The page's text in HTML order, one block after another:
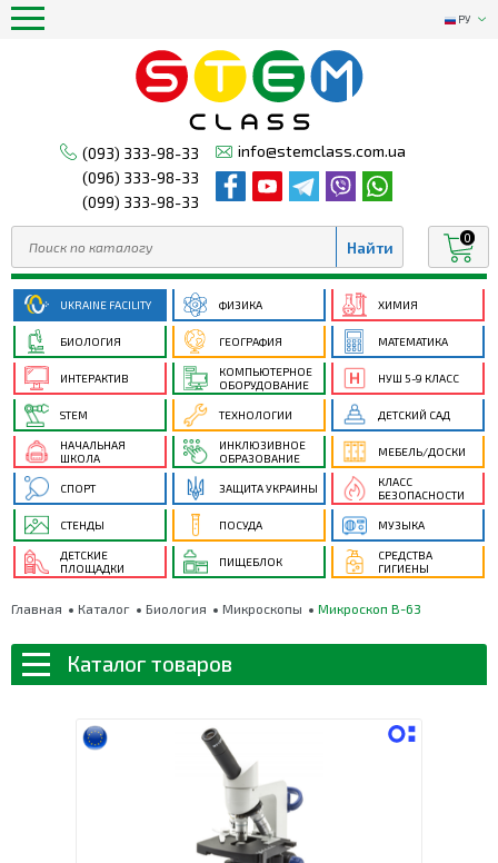
РУ
(093) 333-98-33
(096) 333-98-33
(099) 333-98-33
info@stemclass.com.ua
0
UKRAINE FACILITY ФИЗИКА ХИМИЯ
БИОЛОГИЯ ГЕОГРАФИЯ МАТЕМАТИКА
ИНТЕРАКТИВ
КОМПЬЮТЕРНОЕ
ОБОРУДОВАНИЕ
НУШ 5-9 КЛАСС
STEM ТЕХНОЛОГИИ ДЕТСКИЙ САД
НАЧАЛЬНАЯ
ШКОЛА
ИНКЛЮЗИВНОЕ
ОБРАЗОВАНИЕ
МЕБЕЛЬ/ДОСКИ
СПОРТ ЗАЩИТА УКРАИНЫ
КЛАСС
БЕЗОПАСНОСТИ
СТЕНДЫ ПОСУДА МУЗЫКА
ДЕТСКИЕ
ПЛОЩАДКИ
ПИЩЕБЛОК
СРЕДСТВА
ГИГИЕНЫ
Главная Каталог Биология Микроскопы Микроскоп В-63
Каталог товаров